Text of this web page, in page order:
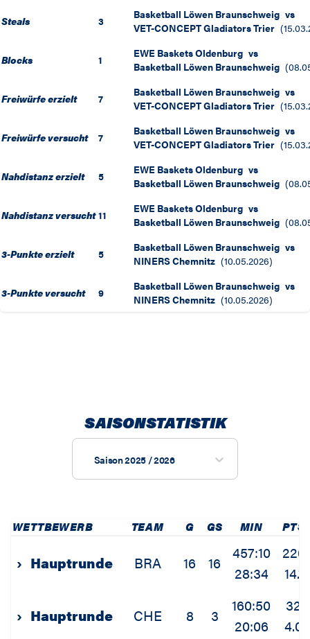
Steals 3 Basketball Löwen Braunschweig vs
VET-CONCEPT Gladiators Trier (
Blocks 1 EWE Baskets Oldenburg vs
Basketball Löwen Braunschweig (
Freiwürfe erzielt 7 Basketball Löwen Braunschweig vs
VET-CONCEPT Gladiators Trier (
Freiwürfe versucht 7 Basketball Löwen Braunschweig vs
VET-CONCEPT Gladiators Trier (
Nahdistanz erzielt 5 EWE Baskets Oldenburg vs
Basketball Löwen Braunschweig (
Nahdistanz versucht 11 EWE Baskets Oldenburg vs
Basketball Löwen Braunschweig (
3-Punkte erzielt 5 Basketball Löwen Braunschweig vs
NINERS Chemnitz (10.05.2026)
3-Punkte versucht 9 Basketball Löwen Braunschweig vs
NINERS Chemnitz (10.05.2026)
SAISONSTATISTIK
Saison 2025 / 2026
WETTBEWERB TEAM G GS MIN PTS
› Hauptrunde BRA 16 16
457:10
28:34
226
14.1
› Hauptrunde CHE 8 3
160:50
20:06
32
4.0